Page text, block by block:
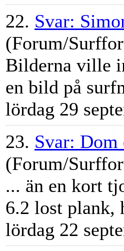
22. Svar:
(Forum/
Bilderna ville
en bild på
lördag 29
23. Svar: Dom
(Forum/
... än en kort
6.2 lost plank,
lördag 22